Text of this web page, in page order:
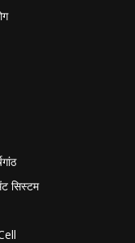
सिस्टम